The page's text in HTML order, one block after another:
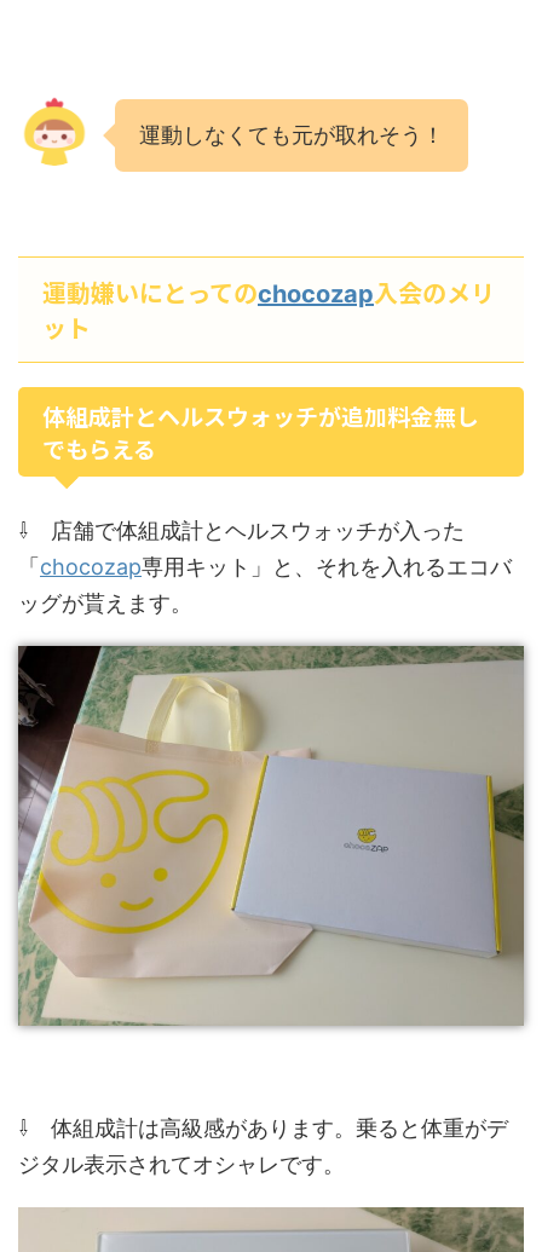
運動しなくても元が取れそう！
運動嫌いにとってのchocozap入会のメリ
ット
体組成計とヘルスウォッチが追加料金無し
でもらえる
⇩ 店舗で体組成計とヘルスウォッチが入った
「 chocozap専用キット」と、それを入れるエコバ
ッグが貰えます。
⇩ 体組成計は高級感があります。乗ると体重がデ
ジタル表示されてオシャレです。